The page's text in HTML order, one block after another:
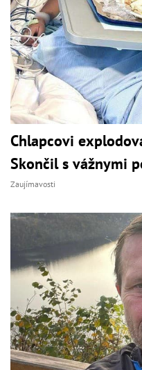
Chlapcovi
Skončil s vážnymi
Zaujímavosti